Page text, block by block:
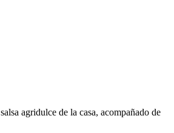
agridulce de la casa, acompañado de